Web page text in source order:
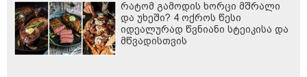
რატომ გამოდის ხორცი მშრალი
და უხეში? 4 ოქროს წესი
იდეალურად წვნიანი სტეიკისა და
მწვადისთვის